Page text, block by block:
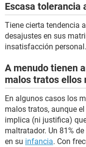
Escasa tolerancia
Tiene cierta tendencia
desajustes en sus
insatisfacción personal.
A menudo tienen
malos tratos ellos
En algunos casos los
malos tratos, aunque
implica (ni justifica)
maltratador. Un 81%
en su infancia. Con